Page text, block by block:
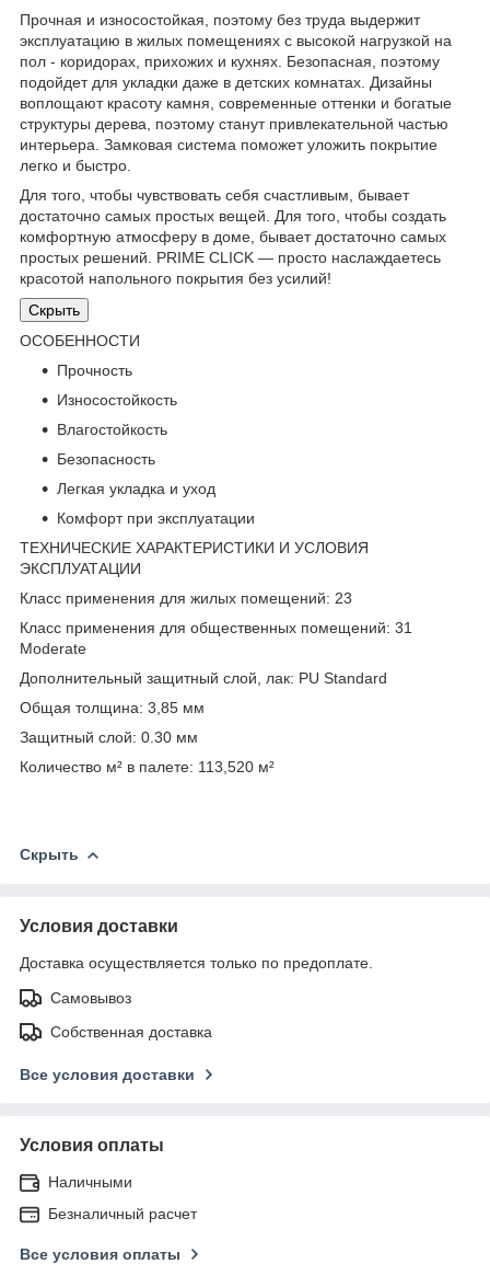
Прочная и износостойкая, поэтому без труда выдержит
эксплуатацию в жилых помещениях с высокой нагрузкой на
пол - коридорах, прихожих и кухнях. Безопасная, поэтому
подойдет для укладки даже в детских комнатах. Дизайны
воплощают красоту камня, современные оттенки и богатые
структуры дерева, поэтому станут привлекательной частью
интерьера. Замковая система поможет уложить покрытие
легко и быстро.
Для того, чтобы чувствовать себя счастливым, бывает
достаточно самых простых вещей. Для того, чтобы создать
комфортную атмосферу в доме, бывает достаточно самых
простых решений. PRIME CLICK — просто наслаждаетесь
красотой напольного покрытия без усилий!
Скрыть
ОСОБЕННОСТИ
Прочность
Износостойкость
Влагостойкость
Безопасность
Легкая укладка и уход
Комфорт при эксплуатации
ТЕХНИЧЕСКИЕ ХАРАКТЕРИСТИКИ И УСЛОВИЯ
ЭКСПЛУАТАЦИИ
Класс применения для жилых помещений: 23
Класс применения для общественных помещений: 31
Moderate
Дополнительный защитный слой, лак: PU Standard
Общая толщина: 3,85 мм
Защитный слой: 0.30 мм
Количество м² в палете: 113,520 м²
Скрыть
Условия доставки
Доставка осуществляется только по предоплате.
Самовывоз
Собственная доставка
Все условия доставки
Условия оплаты
Наличными
Безналичный расчет
Все условия оплаты